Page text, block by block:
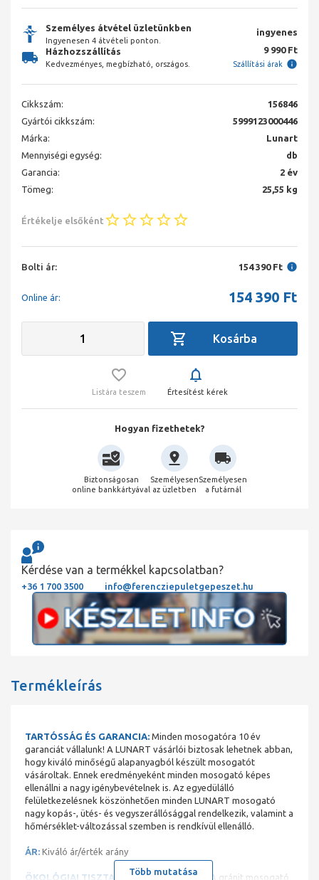
Személyes átvétel üzletünkben
Ingyenesen 4 átvételi ponton.
ingyenes
Házhozszállítás
Kedvezményes, megbízható, országos.
9 990 Ft
Szállítási árak
Cikkszám:
156846
Gyártói cikkszám:
5999123000446
Márka:
Lunart
Mennyiségi egység:
db
Garancia:
2 év
Tömeg:
25,55 kg
Értékelje elsőként
Bolti ár: 154 390 Ft
Online ár: 154 390 Ft
Listára teszem Értesítést kérek
Hogyan fizethetek?
Biztonságosan
online bankkártyával
Személyesen
az üzletben
Személyesen
a futárnál
Kérdése van a termékkel kapcsolatban?
+36 1 700 3500 info@ferencziepuletgepeszet.hu
Termékleírás
TARTÓSSÁG ÉS GARANCIA: Minden mosogatóra 10 év
garanciát vállalunk! A LUNART vásárlói biztosak lehetnek abban,
hogy kiváló minőségű alapanyagból készült mosogatót
vásároltak. Ennek eredményeként minden mosogató képes
ellenállni a nagy igénybevételnek is. Az egyedülálló
felületkezelésnek köszönhetően minden LUNART mosogató
nagy kopás-, ütés- és vegyszerállósággal rendelkezik, valamint a
hőmérséklet-változással szemben is rendkívül ellenálló.
ÁR: Kiváló ár/érték arány
ÖKOLÓGIAI TISZTASÁG ÉS BIZTONSÁG:
A gránit mosogató
Több mutatása